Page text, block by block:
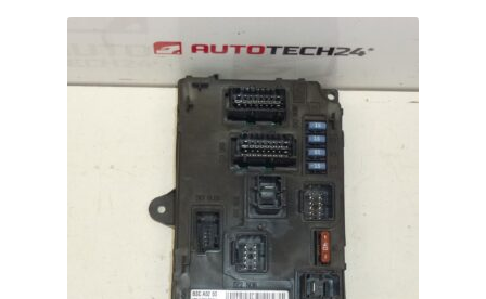
Polityka prywatności
Procedura reklamacyjna
najnowszych